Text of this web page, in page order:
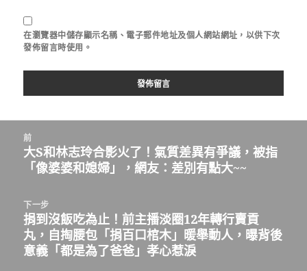
在瀏覽器中儲存顯示名稱、電子郵件地址及個人網站網址，以供下次
發佈留言時使用。
前
上
一
文
章：
大S和林志玲合影火了！氣質差異有爭議，被指
「像婆婆和媳婦」，網友：差別有點大~~
下一步
下
一
篇
捐到沒飯吃為止！前主播淡圈12年轉行賣貢
丸，自掏腰包「捐百口棺木」暖舉動人，曝背後
意義「都是為了爸爸」孝心惹淚